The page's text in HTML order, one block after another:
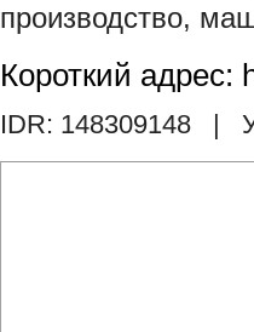
производство,
Короткий адрес:
IDR: 148309148 |